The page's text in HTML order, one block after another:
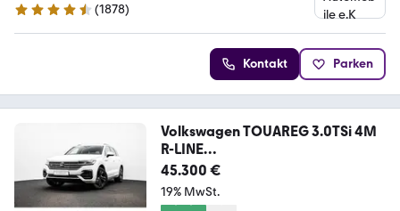
4.7 Sterne
(1878)
Kontakt Parken
Volkswagen TOUAREG 3.0TSi 4M
R-LINE
ACC/HuD/PANO/AHK/KAMERA
45.300 €
19% MwSt.